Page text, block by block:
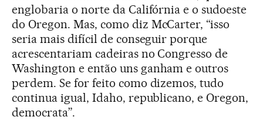
englobaria o norte da Califórnia e o sudoeste
do Oregon. Mas, como diz McCarter, “isso
seria mais difícil de conseguir porque
acrescentariam cadeiras no Congresso de
Washington e então uns ganham e outros
perdem. Se for feito como dizemos, tudo
continua igual, Idaho, republicano, e Oregon,
democrata”.